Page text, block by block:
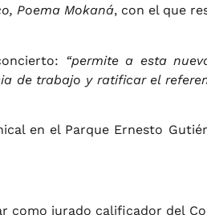
Poema Mokaná, con el que
“permite a esta
de trabajo y ratificar el
en el Parque Ernesto
jurado calificador del